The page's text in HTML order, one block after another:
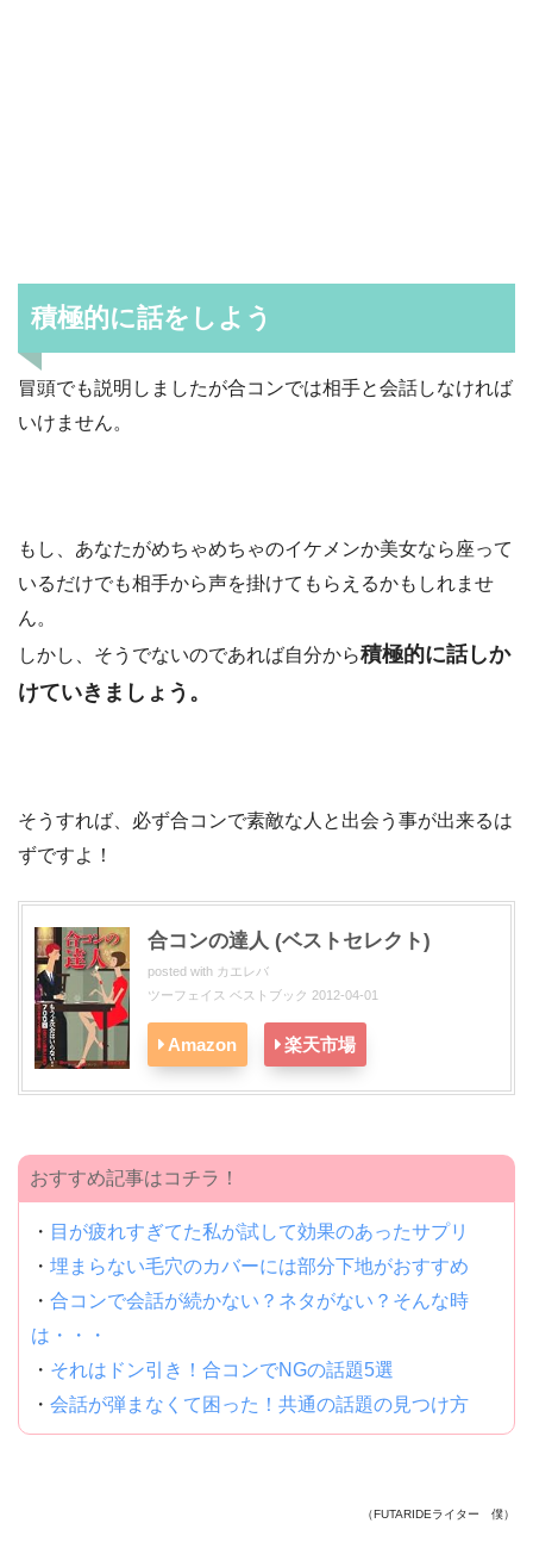
積極的に話をしよう
冒頭でも説明しましたが合コンでは相手と会話しなければ
いけません。
もし、あなたがめちゃめちゃのイケメンか美女なら座って
いるだけでも相手から声を掛けてもらえるかもしれませ
ん。
しかし、そうでないのであれば自分から積極的に話しか
けていきましょう。
そうすれば、必ず合コンで素敵な人と出会う事が出来るは
ずですよ！
合コンの達人 (ベストセレクト)
posted with カエレバ
ツーフェイス ベストブック 2012-04-01
Amazon 楽天市場
おすすめ記事はコチラ！
・ 目が疲れすぎてた私が試して効果のあったサプリ
・ 埋まらない毛穴のカバーには部分下地がおすすめ
・ 合コンで会話が続かない？ネタがない？そんな時
は・・・
・ それはドン引き！合コンでNGの話題5選
・ 会話が弾まなくて困った！共通の話題の見つけ方
（FUTARIDEライター 僕）